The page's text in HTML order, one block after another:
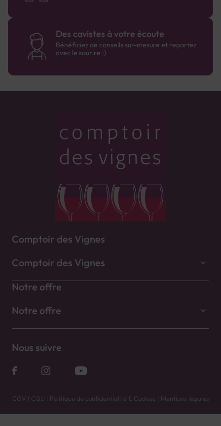
Des cavistes à votre écoute
Bénéficiez de conseils sur-mesure et repartez
avec le sourire :)
Comptoir des Vignes
Comptoir des Vignes
Notre offre
Notre offre
Nous suivre
CGV | CGU | Politique de confidentialité & Cookies | Mentions légales